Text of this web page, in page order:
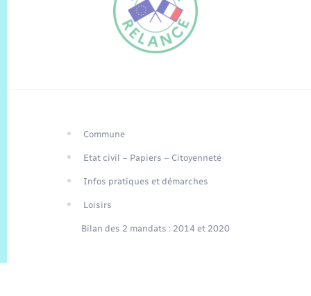
Traduction du
EN
Commune
Etat civil – Papiers – Citoyenneté
Infos pratiques et démarches
Loisirs
Bilan des 2 mandats : 2014 et 2020